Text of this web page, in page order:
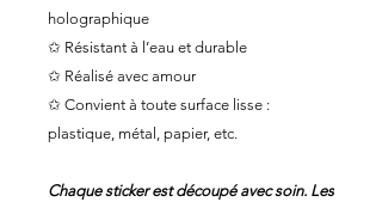
holographique
✩ Résistant à l’eau et durable
✩ Réalisé avec amour
✩ Convient à toute surface lisse :
plastique, métal, papier, etc.
Chaque sticker est découpé avec soin. Les